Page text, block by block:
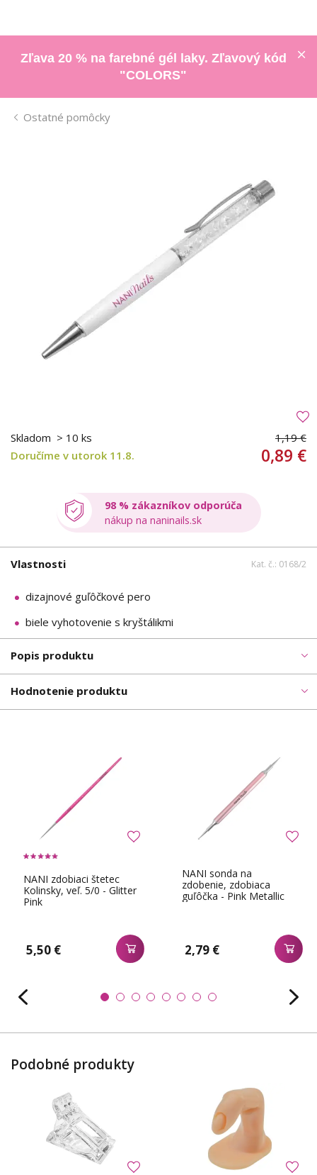
Zľava 20 % na farebné gél laky. Zľavový kód
"COLORS"
Ostatné pomôcky
Skladom > 10 ks
Doručíme v utorok 11.8.
1,19 €
0,89 €
98 % zákazníkov odporúča
nákup na naninails.sk
Vlastnosti Kat. č.: 0168/2
dizajnové guľôčkové pero
biele vyhotovenie s kryštálikmi
Popis produktu
Hodnotenie produktu
NANI zdobiaci štetec
Kolinsky, veľ. 5/0 - Glitter
Pink
5,50 €
NANI sonda na
zdobenie, zdobiaca
guľôčka - Pink Metallic
2,79 €
Podobné produkty